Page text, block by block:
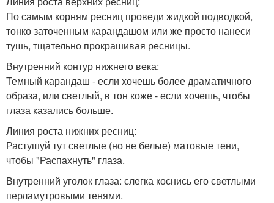
По самым корням ресниц проведи жидкой подводкой,
тонко заточенным карандашом или же просто нанеси
тушь, тщательно прокрашивая ресницы.
Внутренний контур нижнего века:
Темный карандаш - если хочешь более драматичного
образа, или светлый, в тон коже - если хочешь, чтобы
глаза казались больше.
Линия роста нижних ресниц:
Растушуй тут светлые (но не белые) матовые тени,
чтобы "Распахнуть" глаза.
Внутренний уголок глаза: слегка коснись его светлыми
перламутровыми тенями.